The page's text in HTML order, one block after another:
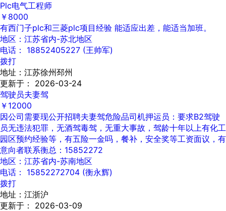
Plc电气工程师
￥8000
有西门子plc和三菱plc项目经验 能适应出差，能适当加班。
地区：江苏省内-苏北地区
电话： 18852405227 (王帅军)
拨打
地址：江苏徐州邳州
更新于： 2026-03-24
驾驶员夫妻驾
￥12000
因公司需要现公开招聘夫妻驾危险品司机押运员：要求B2驾驶
员无违法犯罪，无酒驾毒驾，无重大事故，驾龄十年以上有化工
园区预约经验等，有五险一金吗，餐补，安全奖等工资面议，有
意向者联系衡总：15852272
地区：江苏省内-苏南地区
电话： 15852272704 (衡永辉)
拨打
地址：江浙沪
更新于： 2026-03-09